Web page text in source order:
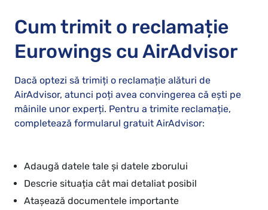
Cum trimit o reclamație
Eurowings cu AirAdvisor
Dacă optezi să trimiți o reclamație alături de
AirAdvisor, atunci poți avea convingerea că ești pe
mâinile unor experți. Pentru a trimite reclamație,
completează formularul gratuit AirAdvisor:
Adaugă datele tale și datele zborului
Descrie situația cât mai detaliat posibil
Atașează documentele importante